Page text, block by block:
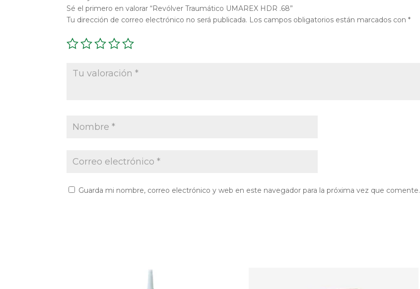
Sé el primero en valorar “Revólver Traumático UMAREX HDR .68”
Tu dirección de correo electrónico no será publicada. Los campos obligatorios están marcados con*
Guarda mi nombre, correo electrónico y web en este navegador para la próxima vez que comente.